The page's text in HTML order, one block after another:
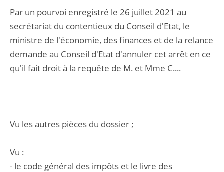
Par un pourvoi enregistré le 26 juillet 2021 au
secrétariat du contentieux du Conseil d'Etat, le
ministre de l'économie, des finances et de la relance
demande au Conseil d'Etat d'annuler cet arrêt en ce
qu'il fait droit à la requête de M. et Mme C....
Vu les autres pièces du dossier ;
Vu :
- le code général des impôts et le livre des